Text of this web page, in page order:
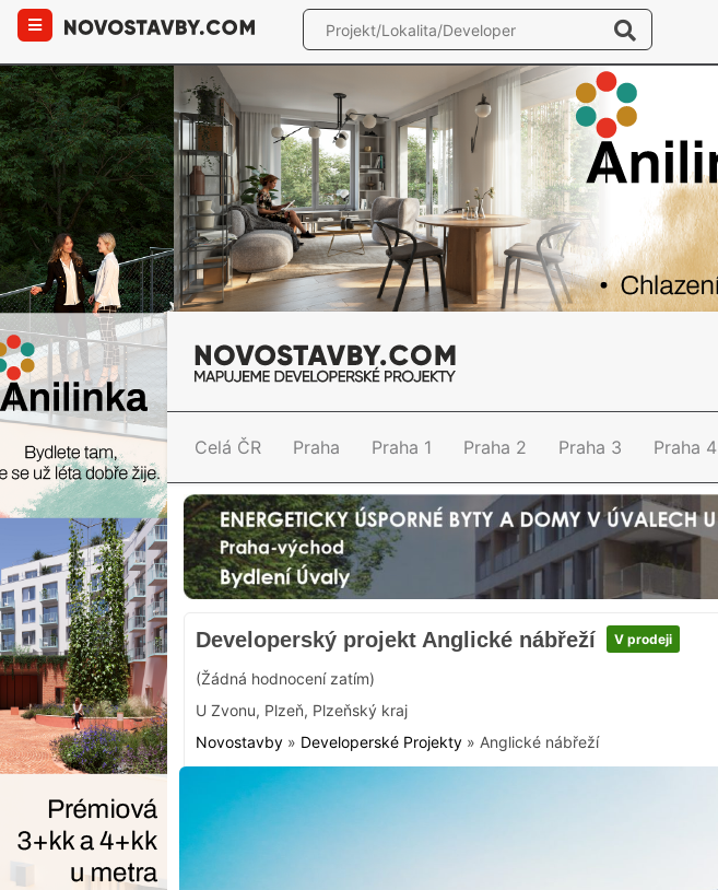
Celá ČR Praha Praha 1 Praha 2 Praha 3 Praha 4
Developerský projekt Anglické nábřeží V prodeji
(Žádná hodnocení zatím)
U Zvonu, Plzeň, Plzeňský kraj
Novostavby » Developerské Projekty » Anglické nábřeží